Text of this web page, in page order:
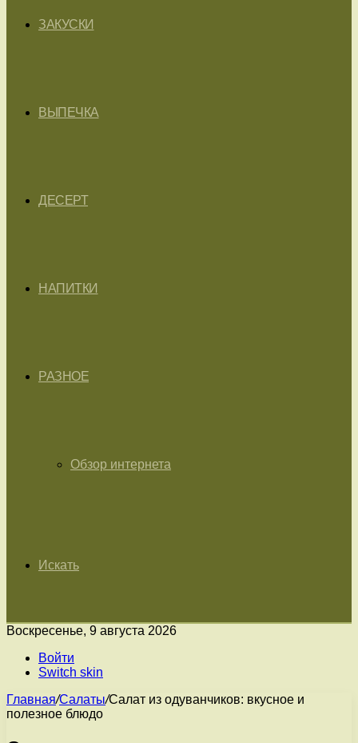
ЗАКУСКИ
ВЫПЕЧКА
ДЕСЕРТ
НАПИТКИ
РАЗНОЕ
Обзор интернета
Искать
Воскресенье, 9 августа 2026
Войти
Switch skin
Главная/Салаты/Салат из одуванчиков: вкусное и
полезное блюдо